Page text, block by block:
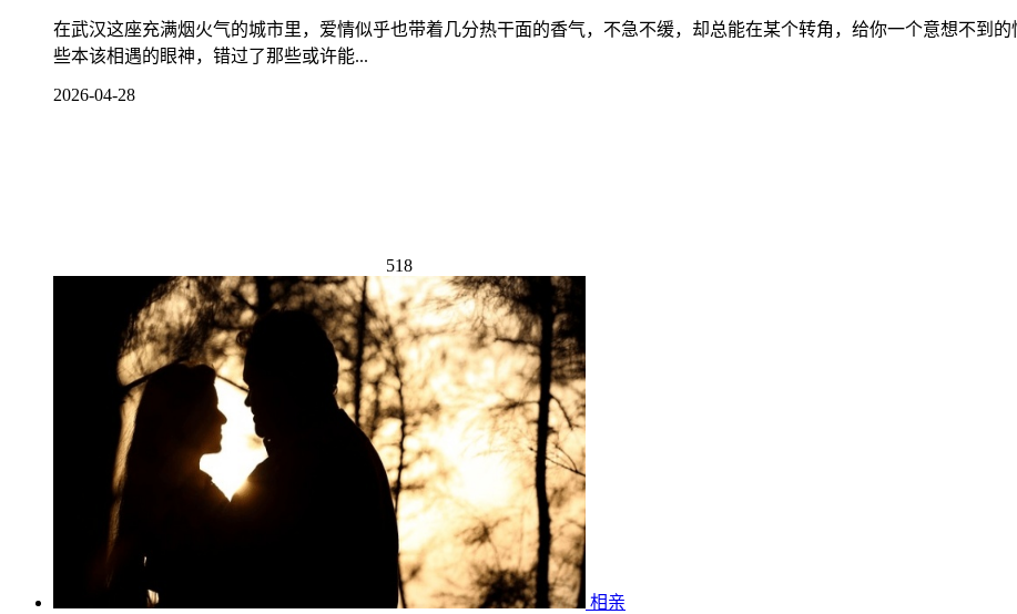
在武汉这座充满烟火气的城市里，爱情似乎也带着几分热干面的香气，不急不缓，却总能在某个转角，给你一个意想不到
些本该相遇的眼神，错过了那些或许能...
2026-04-28
518
相亲